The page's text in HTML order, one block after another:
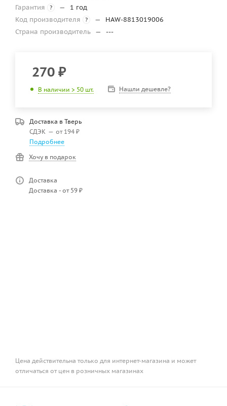
Гарантия
? —
1 год
Код производителя
? —
HAW-8813019006
Страна производитель — ---
270 ₽
В наличии > 50 шт. Нашли дешевле?
Доставка в Тверь
СДЭК — от 194 ₽
Подробнее
Хочу в подарок
Доставка
Доставка - от 59 ₽
Цена действительна только для интернет-магазина и может
отличаться от цен в розничных магазинах